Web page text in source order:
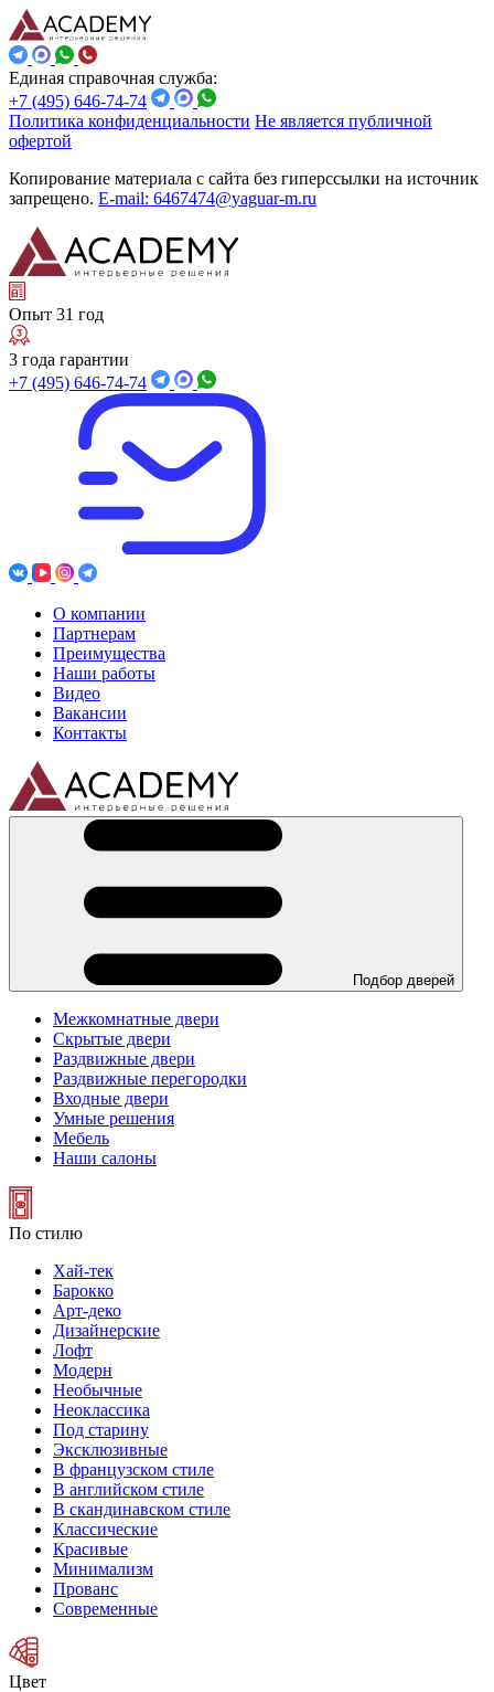
Единая справочная служба:
+7 (495) 646-74-74
Политика конфиденциальности Не является публичной
офертой
Копирование материала с сайта без гиперссылки на источник
запрещено. E-mail: 6467474@yaguar-m.ru
Опыт 31 год
3 года гарантии
+7 (495) 646-74-74
О компании
Партнерам
Преимущества
Наши работы
Видео
Вакансии
Контакты
Подбор дверей
Межкомнатные двери
Скрытые двери
Раздвижные двери
Раздвижные перегородки
Входные двери
Умные решения
Мебель
Наши салоны
По стилю
Хай-тек
Барокко
Арт-деко
Дизайнерские
Лофт
Модерн
Необычные
Неоклассика
Под старину
Эксклюзивные
В французском стиле
В английском стиле
В скандинавском стиле
Классические
Красивые
Минимализм
Прованс
Современные
Цвет